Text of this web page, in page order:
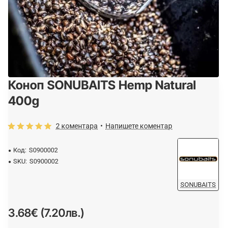
ОЧАКВАЙТЕ
Коноп SONUBAITS Hemp Natural
400g
Код: S0900002
SKU: S0900002
SONUBAITS
2 коментара • Напишете коментар
3.68€ (7.20лв.)